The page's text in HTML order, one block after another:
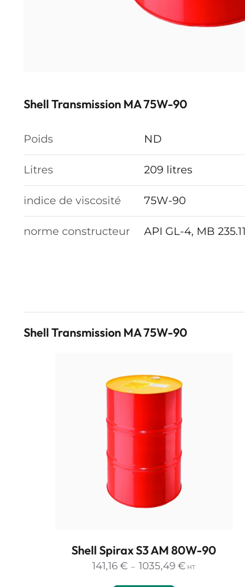
Shell Transmission MA 75W-90
Poids ND
Litres 209 litres
indice de viscosité 75W-90
norme constructeur API GL-4, MB 235.11
Shell Transmission MA 75W-90
Shell Spirax S3 AM 80W-90
141,16€ – 1035,49€Plage
HT